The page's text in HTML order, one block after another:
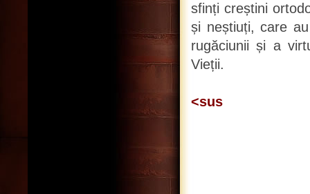
sfinți creștini
și neștiuți, care
rugăciunii și a
Vieții.
<sus